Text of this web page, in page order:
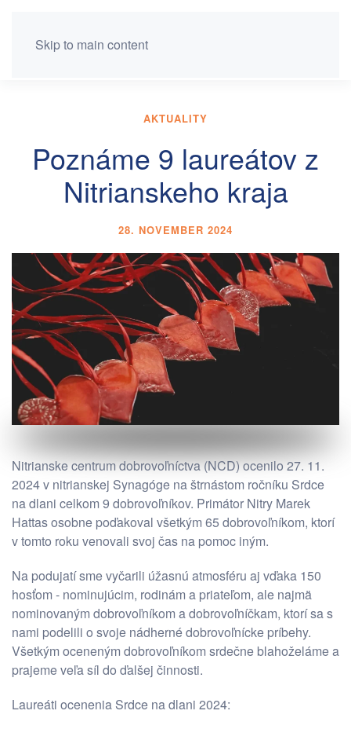
Skip to main content
AKTUALITY
Poznáme 9 laureátov z
Nitrianskeho kraja
28. NOVEMBER 2024
Nitrianske centrum dobrovoľníctva (NCD) ocenilo 27. 11.
2024 v nitrianskej Synagóge na štrnástom ročníku Srdce
na dlani celkom 9 dobrovoľníkov. Primátor Nitry Marek
Hattas osobne poďakoval všetkým 65 dobrovoľníkom, ktorí
v tomto roku venovali svoj čas na pomoc iným.
Na podujatí sme vyčarili úžasnú atmosféru aj vďaka 150
hosťom - nominujúcim, rodinám a priateľom, ale najmä
nominovaným dobrovoľníkom a dobrovoľníčkam, ktorí sa s
nami podelili o svoje nádherné dobrovoľnícke príbehy.
Všetkým oceneným dobrovoľníkom srdečne blahoželáme a
prajeme veľa síl do ďalšej činnosti.
Laureáti ocenenia Srdce na dlani 2024: